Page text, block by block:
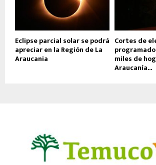
Eclipse parcial solar se podrá
apreciar en la Región de La
Araucania
Cortes de
miles de
Araucanía...